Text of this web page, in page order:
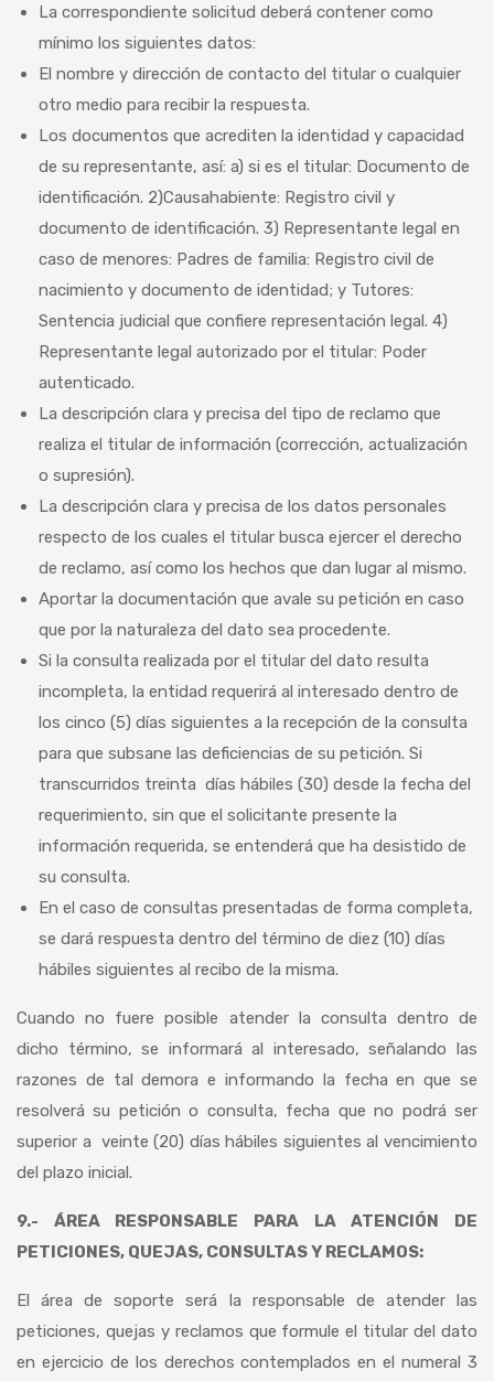
La correspondiente solicitud deberá contener como
mínimo los siguientes datos:
El nombre y dirección de contacto del titular o cualquier
otro medio para recibir la respuesta.
Los documentos que acrediten la identidad y capacidad
de su representante, así: a) si es el titular: Documento de
identificación. 2)Causahabiente: Registro civil y
documento de identificación. 3) Representante legal en
caso de menores: Padres de familia: Registro civil de
nacimiento y documento de identidad; y Tutores:
Sentencia judicial que confiere representación legal. 4)
Representante legal autorizado por el titular: Poder
autenticado.
La descripción clara y precisa del tipo de reclamo que
realiza el titular de información (corrección, actualización
o supresión).
La descripción clara y precisa de los datos personales
respecto de los cuales el titular busca ejercer el derecho
de reclamo, así como los hechos que dan lugar al mismo.
Aportar la documentación que avale su petición en caso
que por la naturaleza del dato sea procedente.
Si la consulta realizada por el titular del dato resulta
incompleta, la entidad requerirá al interesado dentro de
los cinco (5) días siguientes a la recepción de la consulta
para que subsane las deficiencias de su petición. Si
transcurridos treinta días hábiles (30) desde la fecha del
requerimiento, sin que el solicitante presente la
información requerida, se entenderá que ha desistido de
su consulta.
En el caso de consultas presentadas de forma completa,
se dará respuesta dentro del término de diez (10) días
hábiles siguientes al recibo de la misma.
Cuando no fuere posible atender la consulta dentro de
dicho término, se informará al interesado, señalando las
razones de tal demora e informando la fecha en que se
resolverá su petición o consulta, fecha que no podrá ser
superior a veinte (20) días hábiles siguientes al vencimiento
del plazo inicial.
9.- ÁREA RESPONSABLE PARA LA ATENCIÓN DE
PETICIONES, QUEJAS, CONSULTAS Y RECLAMOS:
El área de soporte será la responsable de atender las
peticiones, quejas y reclamos que formule el titular del dato
en ejercicio de los derechos contemplados en el numeral 3